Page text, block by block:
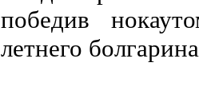
победив
летнего